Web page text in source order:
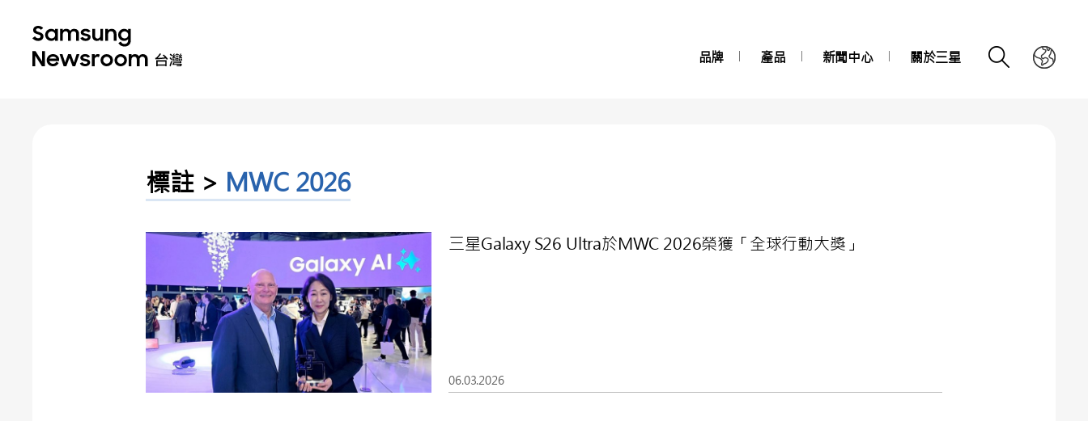
品牌 產品 新聞中心 關於三星
標註 > MWC 2026
三星Galaxy S26 Ultra於MWC 2026榮獲「全球行動大獎」
06.03.2026